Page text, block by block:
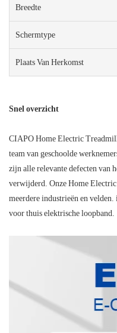
Breedte
Schermtype
Plaats Van Herkomst
Snel overzicht
CIAPO Home Electric
team van geschoolde
zijn alle relevante defecten van
verwijderd. Onze Home
meerdere industrieën en
voor thuis elektrische loopband.